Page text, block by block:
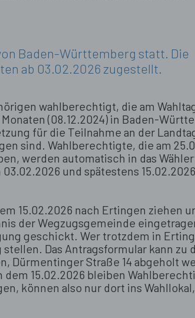
Baden-Württemberg statt. Die
ab 03.02.2026 zugestellt.
wahlberechtigt, die am Wahltag
(08.12.2024) in Baden-
für die Teilnahme an der
sind. Wahlberechtigte, die am
werden automatisch in das
und spätestens
15.02.2026 nach Ertingen ziehen
der Wegzugsgemeinde
geschickt. Wer trotzdem in
Das Antragsformular kann zu
Dürmentinger Straße 14 abgeholt
15.02.2026 bleiben
können also nur dort ins